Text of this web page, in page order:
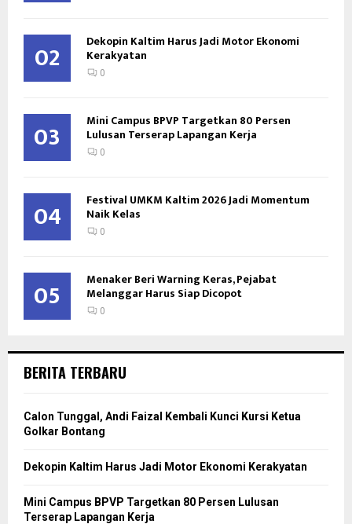
02 Dekopin Kaltim Harus Jadi Motor Ekonomi
Kerakyatan
0
03 Mini Campus BPVP Targetkan 80 Persen
Lulusan Terserap Lapangan Kerja
0
04 Festival UMKM Kaltim 2026 Jadi Momentum
Naik Kelas
0
05 Menaker Beri Warning Keras, Pejabat
Melanggar Harus Siap Dicopot
0
BERITA TERBARU
Calon Tunggal, Andi Faizal Kembali Kunci Kursi Ketua
Golkar Bontang
Dekopin Kaltim Harus Jadi Motor Ekonomi Kerakyatan
Mini Campus BPVP Targetkan 80 Persen Lulusan
Terserap Lapangan Kerja